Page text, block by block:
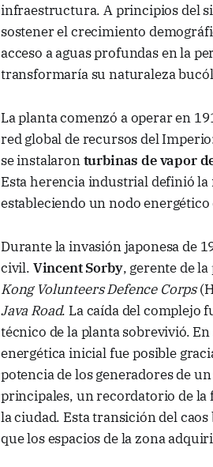
infraestructura. A principios del
sostener el crecimiento
acceso a aguas profundas en la
transformaría su naturaleza
La planta comenzó a operar en
red global de recursos del
se instalaronturbinas de vapor
Esta herencia industrial definió la
estableciendo un nodo
Durante la invasión japonesa de
civil. Vincent Sorby, gerente de
Kong Volunteers Defence Corps
Java Road. La caída del complejo
técnico de la planta sobrevivió.
energética inicial fue posible
potencia de los generadores de
principales, un recordatorio de la
la ciudad. Esta transición del
que los espacios de la zona